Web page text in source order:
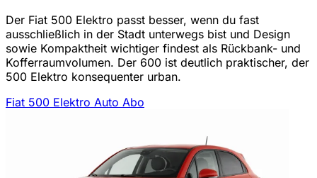
Der Fiat 500 Elektro passt besser, wenn du fast
ausschließlich in der Stadt unterwegs bist und Design
sowie Kompaktheit wichtiger findest als Rückbank- und
Kofferraumvolumen. Der 600 ist deutlich praktischer, der
500 Elektro konsequenter urban.
Fiat 500 Elektro Auto Abo